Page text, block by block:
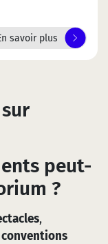
savoir plus
peut-
?
,
conventions